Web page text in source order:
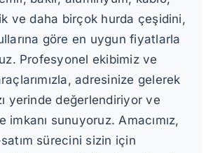
ve daha birçok hurda çeşidini,
göre en uygun fiyatlarla
Profesyonel ekibimiz ve
adresinize gelerek
yerinde değerlendiriyor ve
imkanı sunuyoruz. Amacımız,
sürecini sizin için